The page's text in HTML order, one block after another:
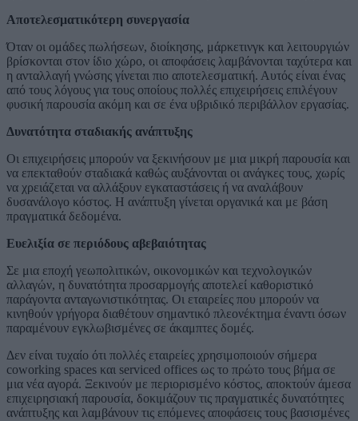
Αποτελεσματικότερη συνεργασία
Όταν οι ομάδες πωλήσεων, διοίκησης, μάρκετινγκ και λειτουργιών
βρίσκονται στον ίδιο χώρο, οι αποφάσεις λαμβάνονται ταχύτερα και
η ανταλλαγή γνώσης γίνεται πιο αποτελεσματική. Αυτός είναι ένας
από τους λόγους για τους οποίους πολλές επιχειρήσεις επιλέγουν
φυσική παρουσία ακόμη και σε ένα υβριδικό περιβάλλον εργασίας.
Δυνατότητα σταδιακής ανάπτυξης
Οι επιχειρήσεις μπορούν να ξεκινήσουν με μια μικρή παρουσία και
να επεκταθούν σταδιακά καθώς αυξάνονται οι ανάγκες τους, χωρίς
να χρειάζεται να αλλάξουν εγκαταστάσεις ή να αναλάβουν
δυσανάλογο κόστος. Η ανάπτυξη γίνεται οργανικά και με βάση
πραγματικά δεδομένα.
Ευελιξία σε περιόδους αβεβαιότητας
Σε μια εποχή γεωπολιτικών, οικονομικών και τεχνολογικών
αλλαγών, η δυνατότητα προσαρμογής αποτελεί καθοριστικό
παράγοντα ανταγωνιστικότητας. Οι εταιρείες που μπορούν να
κινηθούν γρήγορα διαθέτουν σημαντικό πλεονέκτημα έναντι όσων
παραμένουν εγκλωβισμένες σε άκαμπτες δομές.
Δεν είναι τυχαίο ότι πολλές εταιρείες χρησιμοποιούν σήμερα
coworking spaces και serviced offices ως το πρώτο τους βήμα σε
μια νέα αγορά. Ξεκινούν με περιορισμένο κόστος, αποκτούν άμεσα
επιχειρησιακή παρουσία, δοκιμάζουν τις πραγματικές δυνατότητες
ανάπτυξης και λαμβάνουν τις επόμενες αποφάσεις τους βασισμένες